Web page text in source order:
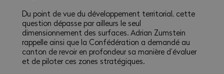
Du point de vue du développement territorial, cette
question dépasse par ailleurs le seul
dimensionnement des surfaces. Adrian Zumstein
rappelle ainsi que la Confédération a demandé au
canton de revoir en profondeur sa manière d’évaluer
et de piloter ces zones stratégiques.